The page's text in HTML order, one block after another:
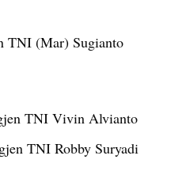
TNI (Mar) Sugianto
TNI Vivin Alvianto
TNI Robby Suryadi